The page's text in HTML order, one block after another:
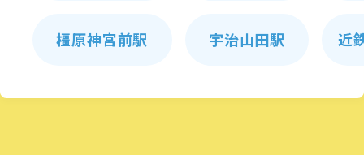
橿原神宮前駅 宇治山田駅 近